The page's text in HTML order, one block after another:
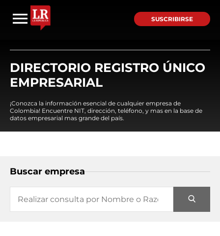
SUSCRIBIRSE
DIRECTORIO REGISTRO ÚNICO
EMPRESARIAL
¡Conozca la información esencial de cualquier empresa de
Colombia! Encuentre NIT, dirección, teléfono, y mas en la base de
datos empresarial mas grande del país.
Buscar empresa